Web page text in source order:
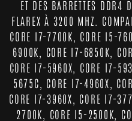
ET DES BARRETTES
FLAREX À 3200 MHZ.
CORE I7-7700K, CORE I5-
6900K, CORE I7-6850K,
CORE I7-5960X, CORE I7-
5675C, CORE I7-4960X,
CORE I7-3960X, CORE I7-
2700K, CORE I5-2500K,